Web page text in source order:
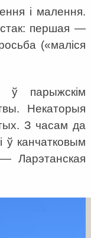
і малення.
першая —
(«маліся
ў парыжскім
Некаторыя
З часам да
ў канчатковым
Ларэтанская